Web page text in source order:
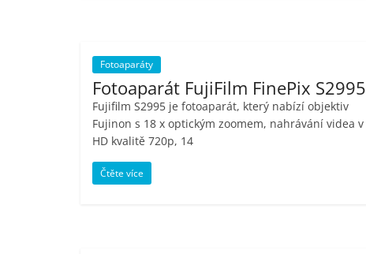
recenze,
pračky,
televize,
notebooky,
mobilní
telefony,
kávovary,
Fotoaparáty
Fotoaparát FujiFilm FinePix S2995
Fujifilm S2995 je fotoaparát, který nabízí objektiv
Fujinon s 18 x optickým zoomem, nahrávání videa v
HD kvalitě 720p, 14
Čtěte více